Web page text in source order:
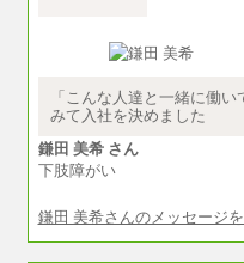
ず個別設定
▼アソシエ
月給235,000円
中途：
基本月給／
「こんな人達と一緒に働
みて入社を決めました
鎌田 美希 さん
下肢障がい
鎌田 美希さんのメッセージ